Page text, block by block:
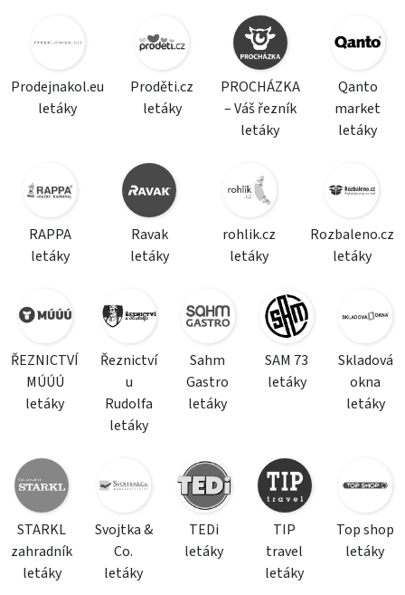
Prodejnakol.eu
letáky
Proděti.cz
letáky
PROCHÁZKA
– Váš řezník
letáky
Qanto
market
letáky
RAPPA
letáky
Ravak
letáky
rohlik.cz
letáky
Rozbaleno.cz
letáky
ŘEZNICTVÍ
MÚÚÚ
letáky
Řeznictví
u
Rudolfa
letáky
Sahm
Gastro
letáky
SAM 73
letáky
Skladová
okna
letáky
STARKL
zahradník
letáky
Svojtka &
Co.
letáky
TEDi
letáky
TIP
travel
letáky
Top shop
letáky